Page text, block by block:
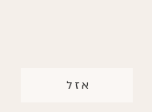
אזל